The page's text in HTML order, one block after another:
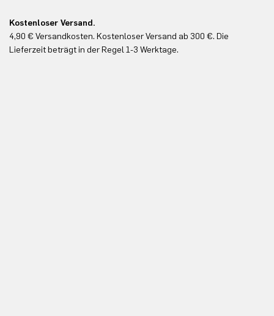
Kostenloser Versand.
4,90 € Versandkosten. Kostenloser Versand ab 300 €. Die
Lieferzeit beträgt in der Regel 1-3 Werktage.